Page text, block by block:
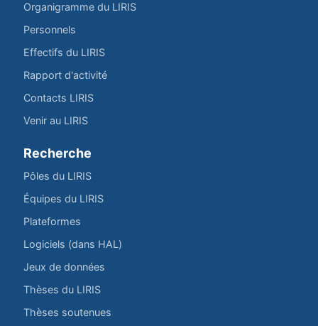
Organigramme du LIRIS
Personnels
Effectifs du LIRIS
Rapport d'activité
Contacts LIRIS
Venir au LIRIS
Recherche
Pôles du LIRIS
Équipes du LIRIS
Plateformes
Logiciels (dans HAL)
Jeux de données
Thèses du LIRIS
Thèses soutenues